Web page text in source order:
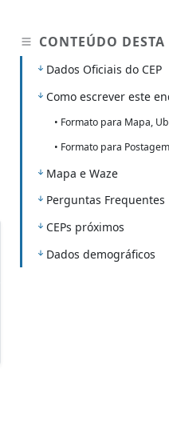
CONTEÚDO
Dados Oficiais do CEP
Como escrever este
• Formato para Mapa,
• Formato para
Mapa e Waze
Perguntas Frequentes
CEPs próximos
Dados demográficos